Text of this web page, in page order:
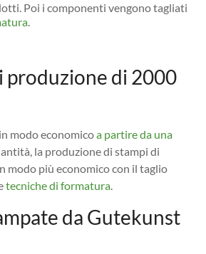
Poi i componenti vengono tagliati
.
produzione di 2000
modo economicoa partire da una
la produzione di stampi di
modo più economico con il taglio
tecniche di formatura.
da Gutekunst